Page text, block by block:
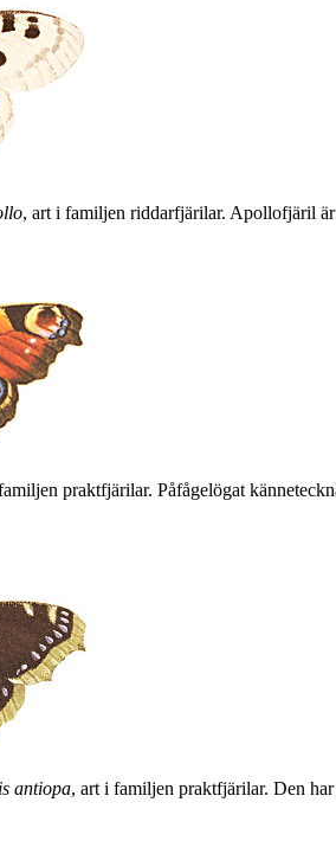
, art i familjen riddarfjärilar. Apollofjäril är
praktfjärilar. Påfågelögat
antiopa, art i familjen praktfjärilar. Den